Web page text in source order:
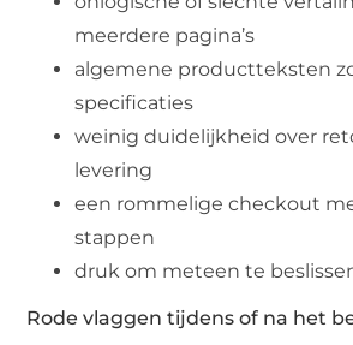
meerdere pagina’s
algemene productteksten
specificaties
weinig duidelijkheid over
levering
een rommelige checkout
stappen
druk om meteen te
Rode vlaggen tijdens of na het